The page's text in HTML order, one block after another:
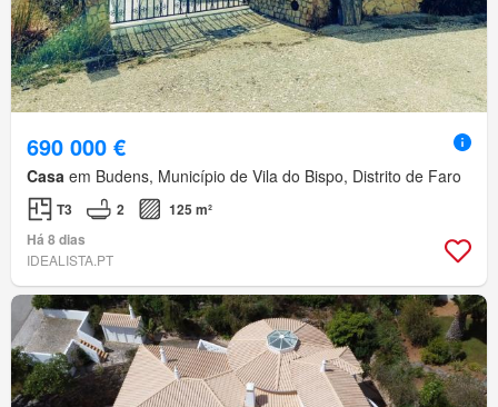
690 000 €
Casa em Budens, Município de Vila do Bispo, Distrito de Faro
T3 2
125 m²
Há 8 dias
IDEALISTA.PT